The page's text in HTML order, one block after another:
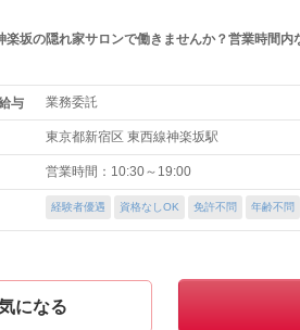
楽坂の隠れ家サロンで働きませんか？営業時間
与 業務委託
東京都新宿区 東西線神楽坂駅
営業時間：10:30～19:00
経験者優遇 資格なしOK 免許不問 年齢不問
になる